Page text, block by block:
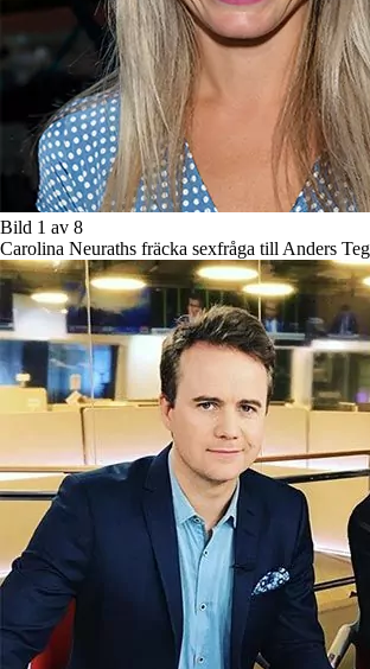
Bild 1 av 8
Carolina Neuraths fräcka sexfråga till Anders